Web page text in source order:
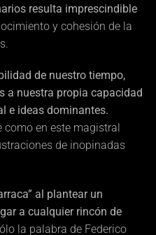
resulta imprescindible
y cohesión de la
de nuestro tiempo,
a nuestra propia capacidad
e ideas dominantes.
como en este magistral
de inopinadas
al plantear un
a cualquier rincón de
la palabra de Federico